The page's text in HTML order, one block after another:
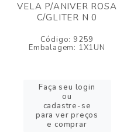
VELA P/ANIVER ROSA
C/GLITER N 0
Código: 9259
Embalagem: 1X1UN
Faça seu login
ou
cadastre-se
para ver preços
e comprar